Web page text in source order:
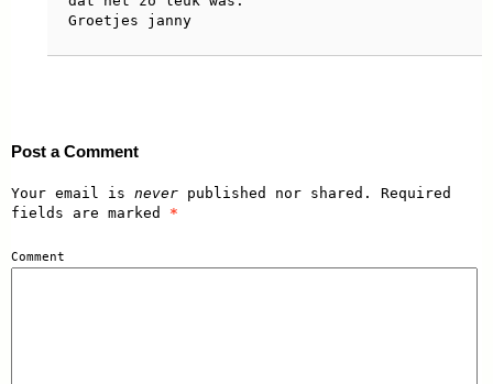
Groetjes janny
Post a Comment
Your email is never published nor shared. Required
fields are marked *
Comment